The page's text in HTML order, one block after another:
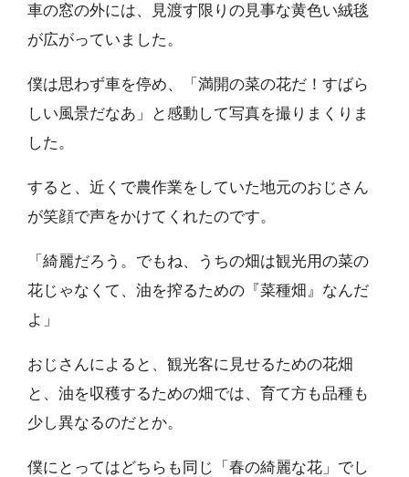
車の窓の外には、見渡す限りの見事な黄色い絨毯
が広がっていました。
僕は思わず車を停め、「満開の菜の花だ！すばら
しい風景だなあ」と感動して写真を撮りまくりま
した。
すると、近くで農作業をしていた地元のおじさん
が笑顔で声をかけてくれたのです。
「綺麗だろう。でもね、うちの畑は観光用の菜の
花じゃなくて、油を搾るための『菜種畑』なんだ
よ」
おじさんによると、観光客に見せるための花畑
と、油を収穫するための畑では、育て方も品種も
少し異なるのだとか。
僕にとってはどちらも同じ「春の綺麗な花」でし